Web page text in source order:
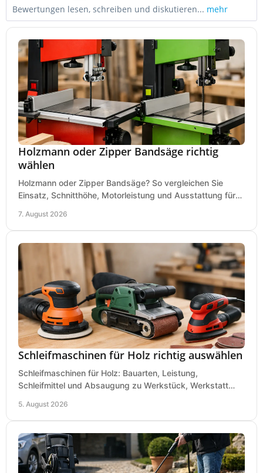
Bewertungen lesen, schreiben und diskutieren... mehr
Holzmann oder Zipper Bandsäge richtig
wählen
Holzmann oder Zipper Bandsäge? So vergleichen Sie
Einsatz, Schnitthöhe, Motorleistung und Ausstattung für
7. August 2026
Schleifmaschinen für Holz richtig auswählen
Schleifmaschinen für Holz: Bauarten, Leistung,
Schleifmittel und Absaugung zu Werkstück, Werkstatt
5. August 2026